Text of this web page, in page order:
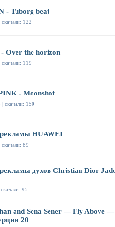
- Tuborg beat
скачали: 122
- Over the horizon
скачали: 119
- Moonshot
| скачали: 150
HUAWEI
скачали: 89
духов Christian Dior
95
and Sena Sener — Fly Above
20